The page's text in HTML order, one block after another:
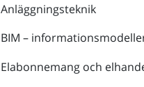
Anläggningsteknik
BIM –
Elabonnemang och